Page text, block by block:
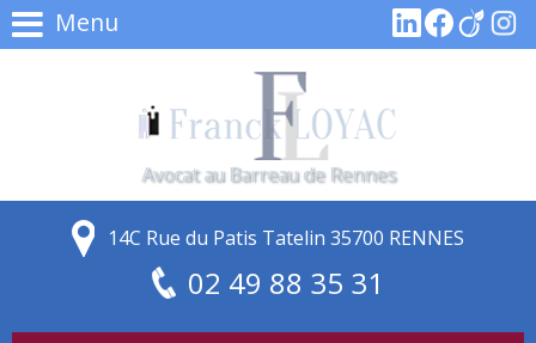
Menu
Avocat au Barreau de Rennes
14C Rue du Patis Tatelin 35700 RENNES
02 49 88 35 31